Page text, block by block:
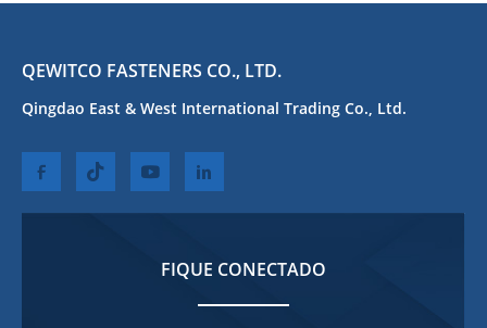
QEWITCO FASTENERS CO., LTD.
Qingdao East & West International Trading Co., Ltd.
FIQUE CONECTADO